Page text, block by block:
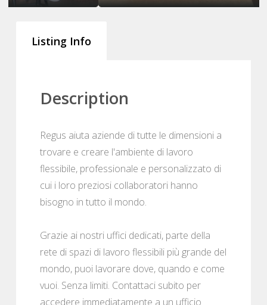
Listing Info
Description
Regus aiuta aziende di tutte le dimensioni a
trovare e creare l'ambiente di lavoro
flessibile, professionale e personalizzato di
cui i loro preziosi collaboratori hanno
bisogno in tutto il mondo.
Grazie ai nostri uffici dedicati, parte della
rete di spazi di lavoro flessibili più grande del
mondo, puoi lavorare dove, quando e come
vuoi. Senza limiti. Contattaci subito per
accedere immediatamente a un ufficio